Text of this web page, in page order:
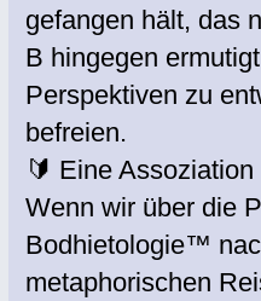
gefangen hält, das
B hingegen
Perspektiven zu
befreien.
🔰 Eine Assoziation
Wenn wir über die
Bodhietologie™
metaphorischen